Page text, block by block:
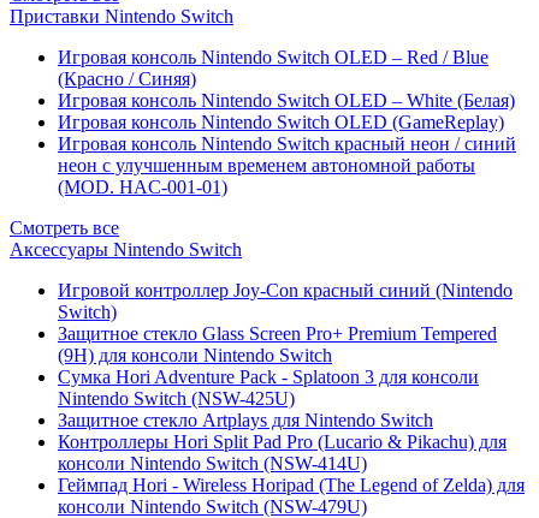
Приставки Nintendo Switch
Игровая консоль Nintendo Switch OLED – Red / Blue
(Красно / Синяя)
Игровая консоль Nintendo Switch OLED – White (Белая)
Игровая консоль Nintendo Switch OLED (GameReplay)
Игровая консоль Nintendo Switch красный неон / синий
неон с улучшенным временем автономной работы
(MOD. HAC-001-01)
Смотреть все
Аксессуары Nintendo Switch
Игровой контроллер Joy-Con красный синий (Nintendo
Switch)
Защитное стекло Glass Screen Pro+ Premium Tempered
(9H) для консоли Nintendo Switch
Сумка Hori Adventure Pack - Splatoon 3 для консоли
Nintendo Switch (NSW-425U)
Защитное стекло Artplays для Nintendo Switch
Контроллеры Hori Split Pad Pro (Lucario & Pikachu) для
консоли Nintendo Switch (NSW-414U)
Геймпад Hori - Wireless Horipad (The Legend of Zelda) для
консоли Nintendo Switch (NSW-479U)